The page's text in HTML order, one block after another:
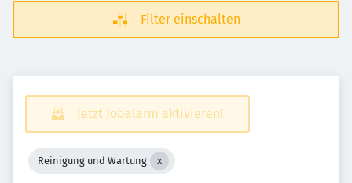
Filter einschalten
Jetzt Jobalarm aktivieren!
Reinigung und Wartung